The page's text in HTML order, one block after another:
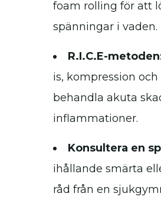
foam rolling för att
spänningar i vaden.
R.I.C.E-
is, kompression
behandla akuta
inflammationer.
Konsultera en
ihållande smärta
råd från en